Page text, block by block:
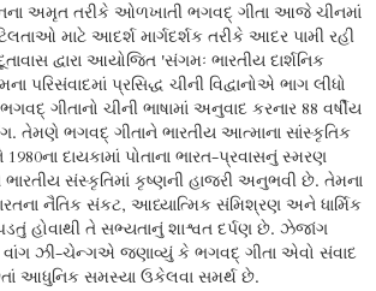
અમૃત તરીકે ઓળખાતી ભગવદ્ ગીતા આજે ચીનમાં
માટે આદર્શ માર્ગદર્શક તરીકે આદર પામી રહી
દ્વારા આયોજિત 'સંગમઃ ભારતીય દાર્શનિક
પરિસંવાદમાં પ્રસિદ્ધ ચીની વિદ્વાનોએ ભાગ લીધો
ગીતાનો ચીની ભાષામાં અનુવાદ કરનાર 88 વર્ષીય
તેમણે ભગવદ્ ગીતાને ભારતીય આત્માના સાંસ્કૃતિક
દાયકામાં પોતાના ભારત-પ્રવાસનું સ્મરણ
સંસ્કૃતિમાં કૃષ્ણની હાજરી અનુભવી છે. તેમના
નૈતિક સંકટ, આધ્યાત્મિક સંમિશ્રણ અને ધાર્મિક
હોવાથી તે સભ્યતાનું શાશ્વત દર્પણ છે. ઝેજાંગ
વાંગ ઝી-ચેન્ગએ જણાવ્યું કે ભગવદ્ ગીતા એવો સંવાદ
આધુનિક સમસ્યા ઉકેલવા સમર્થ છે.